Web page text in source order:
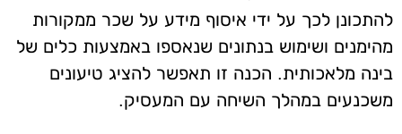
להתכונן לכך על ידי איסוף מידע על שכר ממקורות
מהימנים ושימוש בנתונים שנאספו באמצעות כלים של
בינה מלאכותית. הכנה זו תאפשר להציג טיעונים
משכנעים במהלך השיחה עם המעסיק.